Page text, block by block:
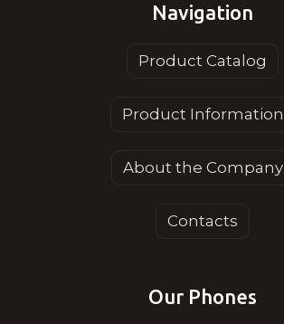
Navigation
Product Catalog
Product Information
About the Company
Contacts
Our Phones